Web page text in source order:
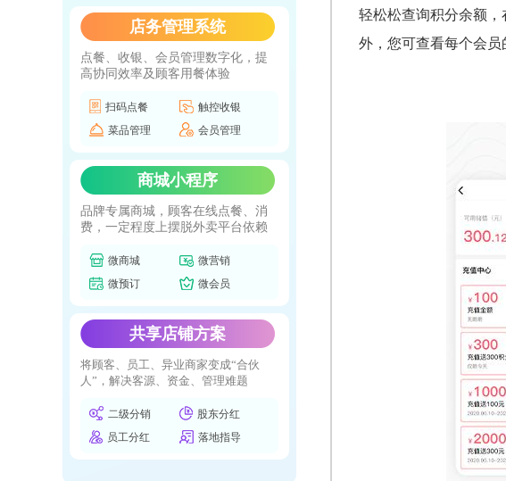
店务管理系统
点餐、收银、会员管理数字化，提
高协同效率及顾客用餐体验
扫码点餐
触控收银
菜品管理
会员管理
商城小程序
品牌专属商城，顾客在线点餐、消
费，一定程度上摆脱外卖平台依赖
微商城
微营销
微预订
微会员
共享店铺方案
将顾客、员工、异业商家变成“合伙
人”，解决客源、资金、管理难题
二级分销
股东分红
员工分红
落地指导
轻松松查询积分余额
外，您可查看每个会员